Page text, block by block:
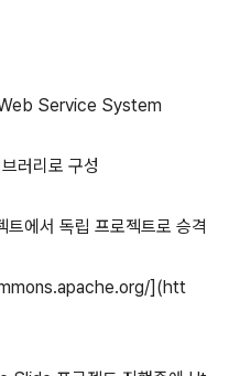
Service System
러리로 구성
에서 독립 프로젝트로 승격
](htt